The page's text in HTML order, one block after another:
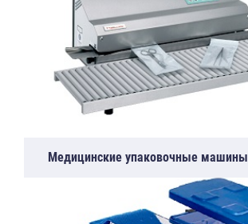
Медицинские упаковочные машины